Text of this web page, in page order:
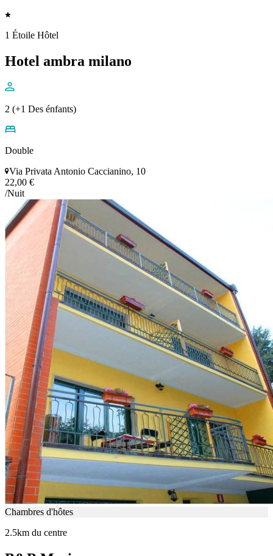
1 Étoile Hôtel
Hotel ambra milano
2 (+1 Des énfants)
Double
Via Privata Antonio Caccianino, 10
22,00 €
/Nuit
Chambres d'hôtes
2.5km du centre